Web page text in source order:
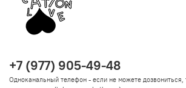
+7 (977) 905-49-48
Одноканальный телефон - если не можете дозвониться,